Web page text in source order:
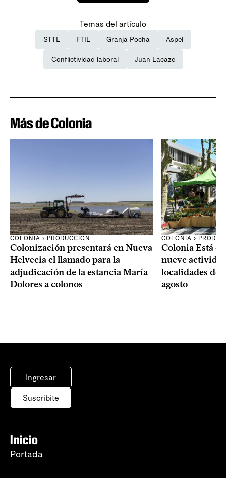
Temas del artículo
STTL FTIL Granja Pocha Aspel
Conflictividad laboral Juan Lacaze
Más de Colonia
COLONIA › PRODUCCIÓN
Colonización presentará en Nueva
Helvecia el llamado para la
adjudicación de la estancia María
Dolores a colonos
COLONIA ›
Colonia Está
nueve
localidades del
agosto
Ingresar
Suscribite
Inicio
Portada